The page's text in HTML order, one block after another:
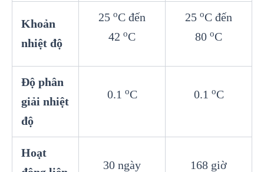
Khoản
nhiệt độ
25 oC đến
42 oC
25 oC đến
80 oC
Độ phân
giải nhiệt
độ
0.1 oC 0.1 oC
Hoạt
30 ngày 168 giờ